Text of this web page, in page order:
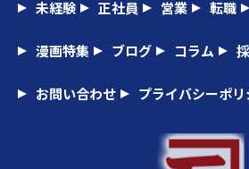
未経験 正社員 営業 転職
漫画特集 ブログ コラム
お問い合わせ プライバシーポリ